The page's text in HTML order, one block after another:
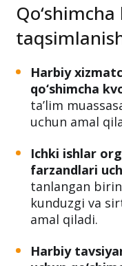
Harbiy
qo‘shimcha
ta’lim
uchun amal
Ichki ishlar
farzandlari
tanlangan
kunduzgi va
amal qiladi.
Harbiy